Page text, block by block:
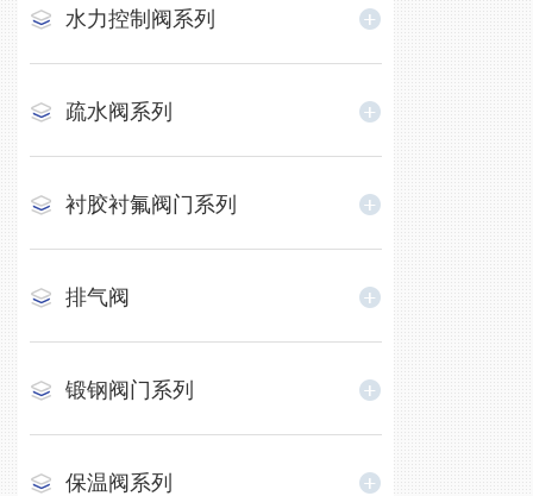
水力控制阀系列
疏水阀系列
衬胶衬氟阀门系列
排气阀
锻钢阀门系列
保温阀系列